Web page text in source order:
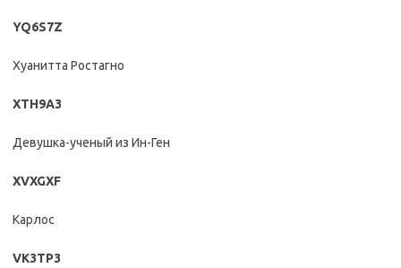
YQ6S7Z
Хуанитта Ростагно
XTH9A3
Девушка-ученый из Ин-Ген
XVXGXF
Карлос
VK3TP3